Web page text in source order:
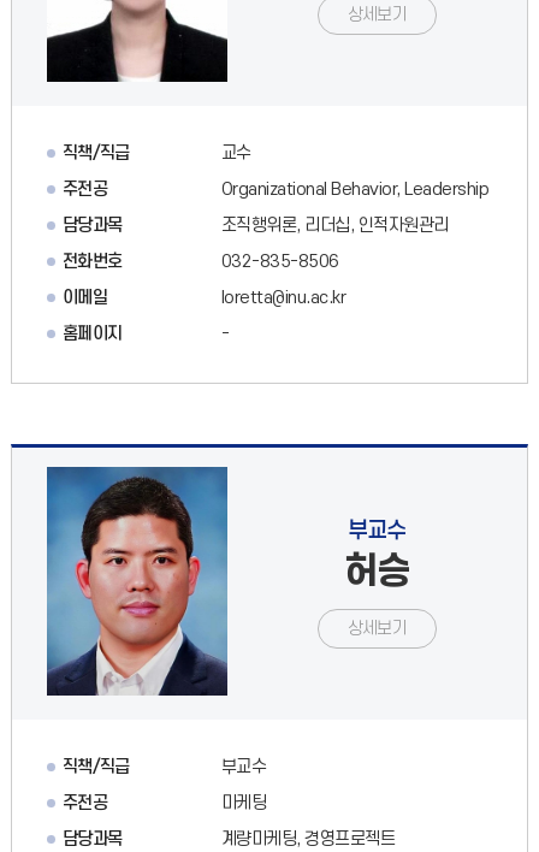
상세보기
직책/직급
교수
주전공
Organizational Behavior, Leadership
담당과목
조직행위론, 리더십, 인적자원관리
전화번호
032-835-8506
이메일
loretta@inu.ac.kr
홈페이지
-
부교수
허승
상세보기
직책/직급
부교수
주전공
마케팅
담당과목
계량마케팅, 경영프로젝트